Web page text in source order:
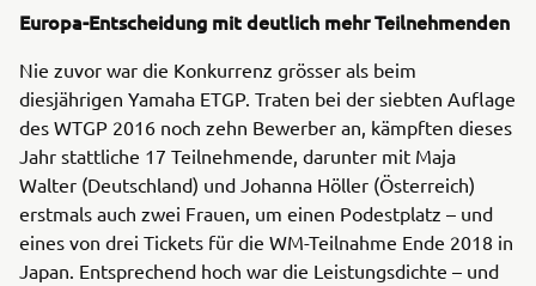
Europa-Entscheidung mit deutlich mehr Teilnehmenden
Nie zuvor war die Konkurrenz grösser als beim
diesjährigen Yamaha ETGP. Traten bei der siebten Auflage
des WTGP 2016 noch zehn Bewerber an, kämpften dieses
Jahr stattliche 17 Teilnehmende, darunter mit Maja
Walter (Deutschland) und Johanna Höller (Österreich)
erstmals auch zwei Frauen, um einen Podestplatz – und
eines von drei Tickets für die WM-Teilnahme Ende 2018 in
Japan. Entsprechend hoch war die Leistungsdichte – und